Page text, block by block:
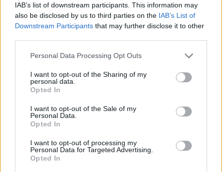
IAB’s list of downstream participants. This information may
also be disclosed by us to third parties on the IAB’s List of
Downstream Participants that may further disclose it to other
Personal Data Processing Opt Outs
I want to opt-out of the Sharing of my
personal data.
Opted In
I want to opt-out of the Sale of my
Personal Data.
Opted In
I want to opt-out of processing my
Personal Data for Targeted Advertising.
Opted In
2023. november 20., hétfő
A cégek nem tudnának elviselni egy
újabb minimálbér-emelést a kkv-k
képviselője szerint